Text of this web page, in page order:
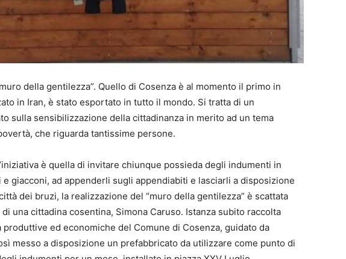
della gentilezza”. Quello di Cosenza è al momento il primo in
in Iran, è stato esportato in tutto il mondo. Si tratta di un
sulla sensibilizzazione della cittadinanza in merito ad un tema
che riguarda tantissime persone.
è quella di invitare chiunque possieda degli indumenti in
giacconi, ad appenderli sugli appendiabiti e lasciarli a disposizione
dei bruzi, la realizzazione del “muro della gentilezza” è scattata
una cittadina cosentina, Simona Caruso. Istanza subito raccolta
produttive ed economiche del Comune di Cosenza, guidato da
messo a disposizione un prefabbricato da utilizzare come punto di